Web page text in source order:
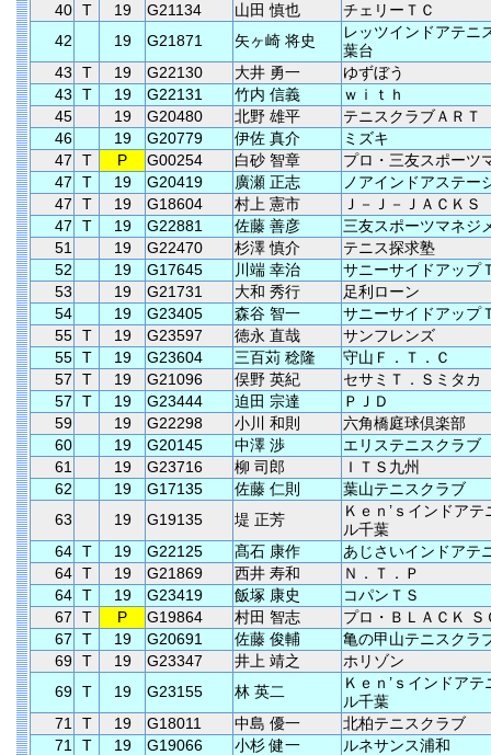
40 T 19 G21134 山田 慎也
チェリーＴＣ
42
19 G21871 矢ヶ崎 将史
レッツインドアテニ
葉台
43
T 19 G22130 大井 勇一
ゆずぼう
43
T 19 G22131 竹内 信義
ｗｉｔｈ
45
19 G20480 北野 雄平
テニスクラブＡＲＴ
46
19 G20779 伊佐 真介
ミズキ
47
T P G00254 白砂 智章
プロ・三友スポーツ
47
T 19 G20419 廣瀬 正志
ノアインドアステー
47
T 19 G18604 村上 憲市
Ｊ－Ｊ－ＪＡＣＫＳ
47
T 19 G22881 佐藤 善彦
三友スポーツマネジ
51
19 G22470 杉澤 慎介
テニス探求塾
52
19 G17645 川端 幸治
サニーサイドアップ
53
19 G21731 大和 秀行
足利ローン
54
19 G23405 森谷 智一
サニーサイドアップ
55 T 19 G23597 徳永 直哉
サンフレンズ
55 T 19 G23604 三百苅 稔隆
守山Ｆ．Ｔ．Ｃ
57
T 19 G21096 俣野 英紀
セサミＴ．Ｓミタカ
57
T 19 G23444 迫田 宗達
ＰＪＤ
59
19 G22298 小川 和則
六角橋庭球倶楽部
60
19 G20145 中澤 渉
エリステニスクラブ
61
19 G23716 柳 司郎
ＩＴＳ九州
62
19 G17135 佐藤 仁則
葉山テニスクラブ
63
19 G19135 堤 正芳
Ｋｅｎ’ｓインドア
ル千葉
64 T 19 G22125 髙石 康作
あじさいインドアテ
64 T 19 G21869 西井 寿和
Ｎ．Ｔ．Ｐ
64 T 19 G23419 飯塚 康史
コパンＴＳ
67
T P G19864 村田 智志
プロ・ＢＬＡＣＫ Ｓ
67
T 19 G20691 佐藤 俊輔
亀の甲山テニスクラ
69 T 19 G23347 井上 靖之
ホリゾン
69 T 19 G23155 林 英二
Ｋｅｎ’ｓインドア
ル千葉
71
T 19 G18011 中島 優一
北柏テニスクラブ
71
T 19 G19066 小杉 健一
ルネサンス浦和